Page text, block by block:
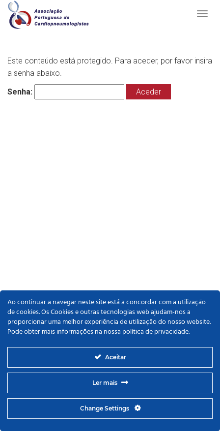
Este conteúdo está protegido. Para aceder, por favor insira
a senha abaixo.
Senha:
Ao continuar a navegar neste site está a concordar com a utilização
de cookies. Os Cookies e outras tecnologias web ajudam-nos a
proporcionar uma melhor experiência de utilização do nosso website.
Pode obter mais informações na nossa política de privacidade.
Aceitar
Ler mais
Change Settings